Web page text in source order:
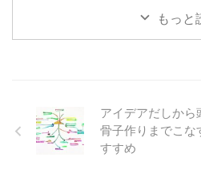
もっと
アイデアだしか
骨子作りまでこな
すすめ